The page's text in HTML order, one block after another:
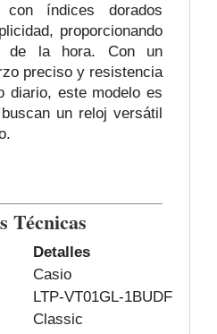
índices dorados
proporcionando
de la hora. Con un
preciso y resistencia
diario, este modelo es
un reloj versátil
Técnicas
Detalles
Casio
LTP-VT01GL-1BUDF
Classic